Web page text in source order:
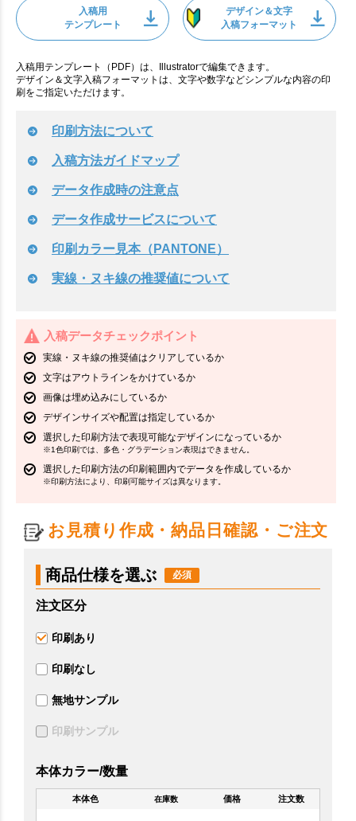
入稿用
テンプレート
デザイン＆文字
入稿フォーマット
入稿用テンプレート（PDF）は、Illustratorで編集できます。
デザイン＆文字入稿フォーマットは、文字や数字などシンプルな内容の印
刷をご指定いただけます。
印刷方法について
入稿方法ガイドマップ
データ作成時の注意点
データ作成サービスについて
印刷カラー見本（PANTONE）
実線・ヌキ線の推奨値について
入稿データチェックポイント
実線・ヌキ線の推奨値はクリアしているか
文字はアウトラインをかけているか
画像は埋め込みにしているか
デザインサイズや配置は指定しているか
選択した印刷方法で表現可能なデザインになっているか
※1色印刷では、多色・グラデーション表現はできません。
選択した印刷方法の印刷範囲内でデータを作成しているか
※印刷方法により、印刷可能サイズは異なります。
お見積り作成・納品日確認・ご注文
商品仕様を選ぶ
注文区分
印刷あり
印刷なし
無地サンプル
印刷サンプル
本体カラー/数量
本体色 在庫数 価格 注文数